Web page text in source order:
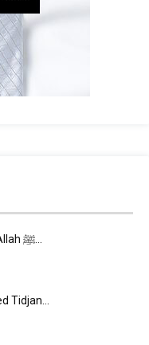
L’amour du Messager d’Allah ﷺ…
Tidjan…